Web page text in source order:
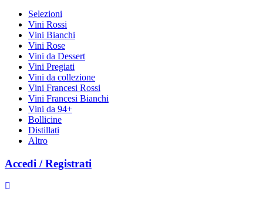
Selezioni
Vini Rossi
Vini Bianchi
Vini Rose
Vini da Dessert
Vini Pregiati
Vini da collezione
Vini Francesi Rossi
Vini Francesi Bianchi
Vini da 94+
Bollicine
Distillati
Altro
Accedi / Registrati